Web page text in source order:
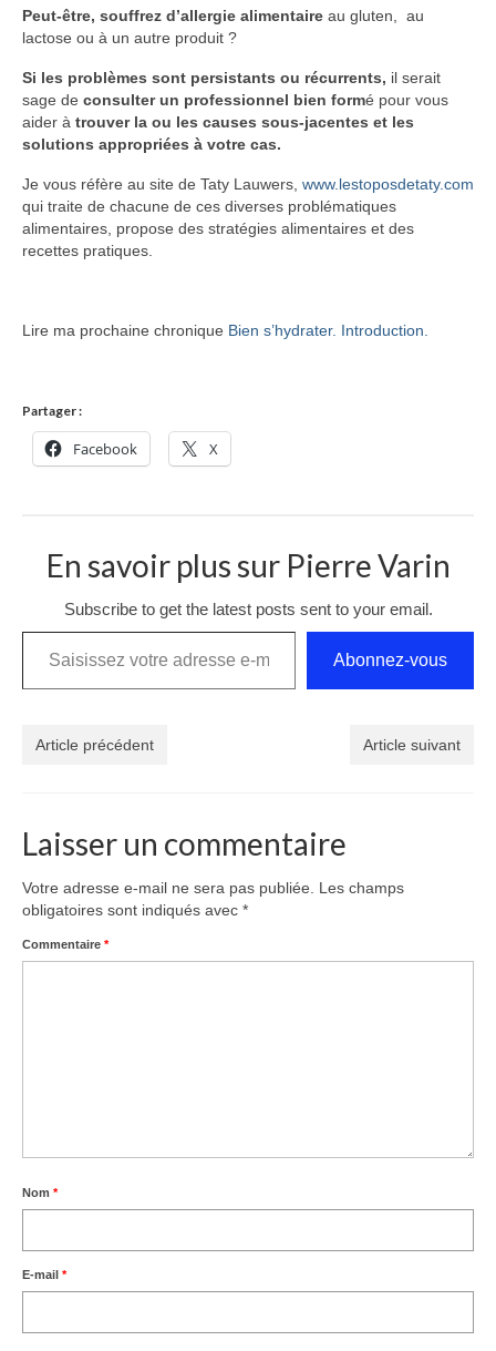
Peut-être, souffrez d’allergie alimentaire au gluten, au
lactose ou à un autre produit ?
Si les problèmes sont persistants ou récurrents, il serait
sage de consulter un professionnel bien formé pour vous
aider à trouver la ou les causes sous-jacentes et les
solutions appropriées à votre cas.
Je vous réfère au site de Taty Lauwers, www.lestoposdetaty.com
qui traite de chacune de ces diverses problématiques
alimentaires, propose des stratégies alimentaires et des
recettes pratiques.
Lire ma prochaine chronique Bien s’hydrater. Introduction.
Partager :
Facebook X
En savoir plus sur Pierre Varin
Subscribe to get the latest posts sent to your email.
Saisissez votre adresse e-mail…
Abonnez-vous
Article précédent Article suivant
Laisser un commentaire
Votre adresse e-mail ne sera pas publiée.
Les champs
obligatoires sont indiqués avec *
Commentaire *
Nom *
E-mail *